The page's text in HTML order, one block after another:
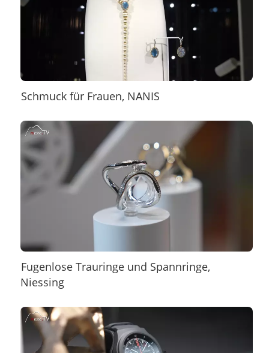
Schmuck für Frauen, NANIS
Fugenlose Trauringe und Spannringe,
Niessing